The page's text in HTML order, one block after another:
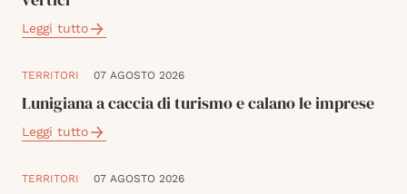
Leggi tutto
TERRITORI 07 AGOSTO 2026
Lunigiana a caccia di turismo e calano le imprese
Leggi tutto
TERRITORI 07 AGOSTO 2026